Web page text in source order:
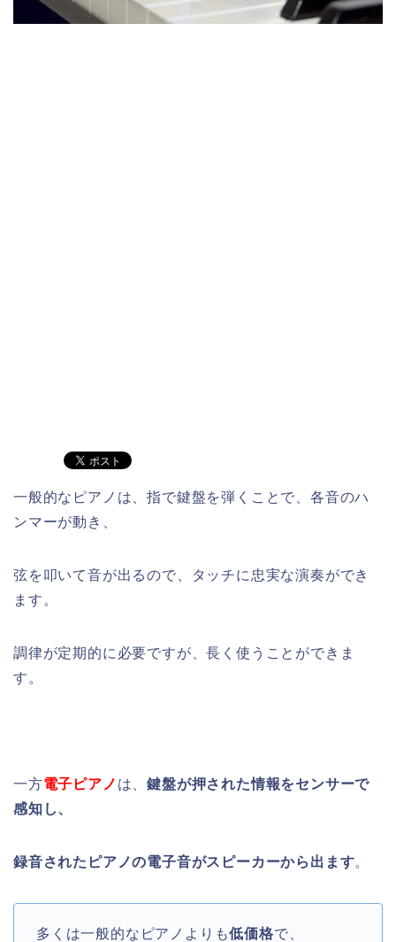
一般的なピアノは、指で鍵盤を弾くことで、各音のハ
ンマーが動き、
弦を叩いて音が出るので、タッチに忠実な演奏ができ
ます。
調律が定期的に必要ですが、長く使うことができま
す。
一方電子ピアノ は、鍵盤が押された情報をセンサーで
感知し、
録音されたピアノの電子音がスピーカーから出ます。
多くは一般的なピアノよりも低価格で、